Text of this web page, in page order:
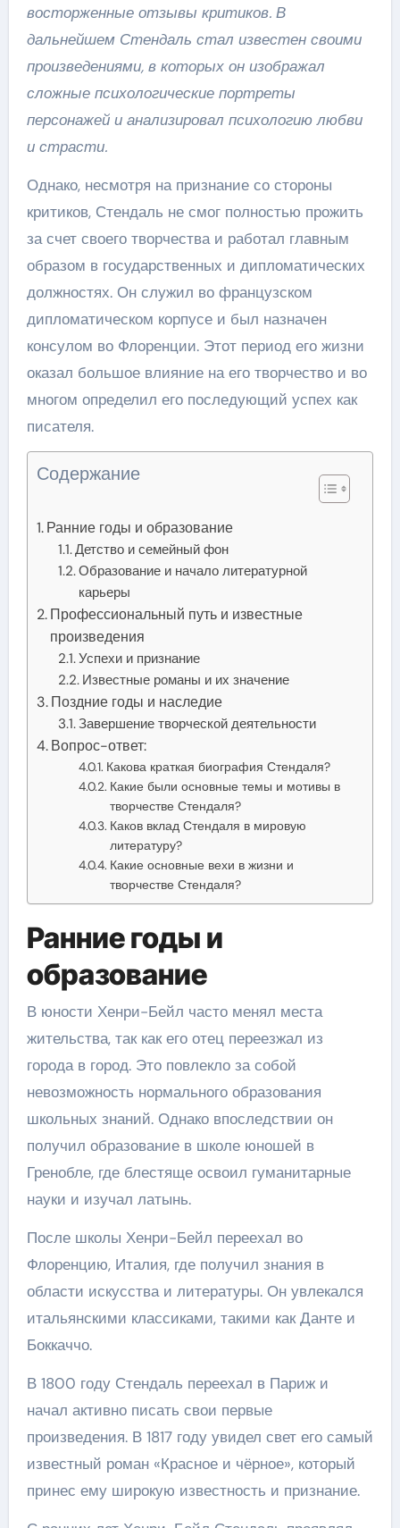
восторженные отзывы критиков. В
дальнейшем Стендаль стал известен своими
произведениями, в которых он изображал
сложные психологические портреты
персонажей и анализировал психологию любви
и страсти.
Однако, несмотря на признание со стороны
критиков, Стендаль не смог полностью прожить
за счет своего творчества и работал главным
образом в государственных и дипломатических
должностях. Он служил во французском
дипломатическом корпусе и был назначен
консулом во Флоренции. Этот период его жизни
оказал большое влияние на его творчество и во
многом определил его последующий успех как
писателя.
Содержание
Ранние годы и образование
Детство и семейный фон
Образование и начало литературной
карьеры
Профессиональный путь и известные
произведения
Успехи и признание
Известные романы и их значение
Поздние годы и наследие
Завершение творческой деятельности
Вопрос-ответ:
Какова краткая биография Стендаля?
Какие были основные темы и мотивы в
творчестве Стендаля?
Каков вклад Стендаля в мировую
литературу?
Какие основные вехи в жизни и
творчестве Стендаля?
Ранние годы и
образование
В юности Хенри-Бейл часто менял места
жительства, так как его отец переезжал из
города в город. Это повлекло за собой
невозможность нормального образования
школьных знаний. Однако впоследствии он
получил образование в школе юношей в
Гренобле, где блестяще освоил гуманитарные
науки и изучал латынь.
После школы Хенри-Бейл переехал во
Флоренцию, Италия, где получил знания в
области искусства и литературы. Он увлекался
итальянскими классиками, такими как Данте и
Боккаччо.
В 1800 году Стендаль переехал в Париж и
начал активно писать свои первые
произведения. В 1817 году увидел свет его самый
известный роман «Красное и чёрное», который
принес ему широкую известность и признание.